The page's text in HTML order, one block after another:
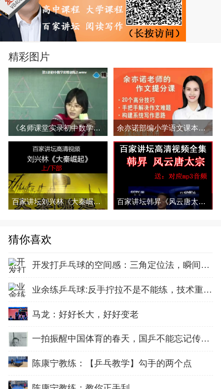
精彩图片
《名师课堂实录初中数学》崔莉黑板式视频教程精华版百度网盘下载 余亦诺部编小学语文课本作文视频讲解网课(3-6年级 含电子讲义)百度网盘分享
百家讲坛刘兴林《大秦崛起》视频和音频全集上下部百度网盘下载 百家讲坛韩昇《风云唐太宗》视频和音频全集百度网盘下载
猜你喜欢
开发打乒乓球的空间感：三角定位法，瞬间找准最佳击球点
业余练乒乓球:反手拧拉不是不能练，技术重点就不在手上
马龙：好好长大，好好变老
一拍振醒中国体育的春天，国乒不能忘记传奇前辈这份初心！
陈康宁教练：【乒乓教学】勾手的两个点